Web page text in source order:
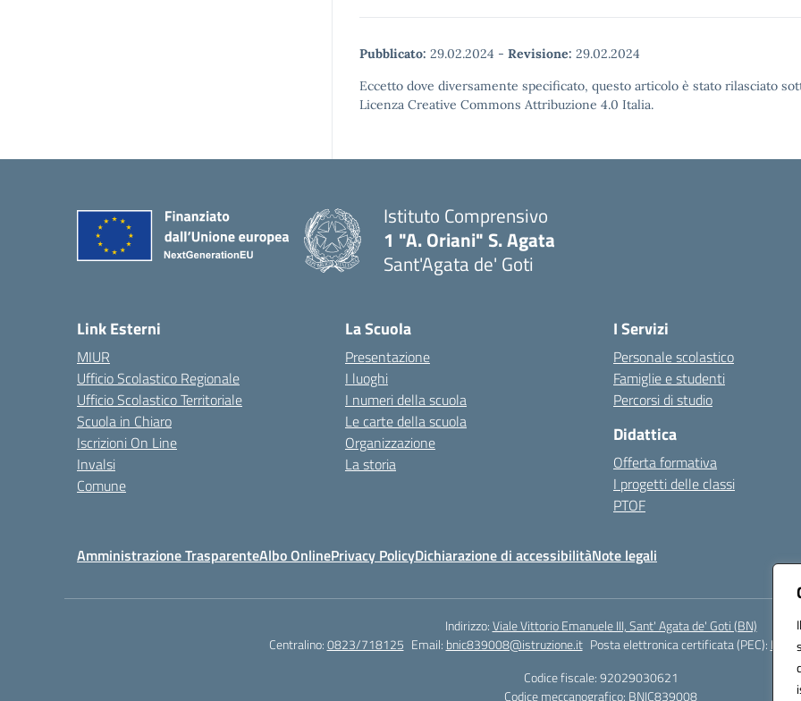
Pubblicato: 29.02.2024 - Revisione: 29.02.2024
Eccetto dove diversamente specificato, questo articolo è stato rilasciato
Licenza Creative Commons Attribuzione 4.0 Italia.
Istituto Comprensivo
1 "A. Oriani" S. Agata
Sant'Agata de' Goti
Link Esterni
MIUR
Ufficio Scolastico Regionale
Ufficio Scolastico Territoriale
Scuola in Chiaro
Iscrizioni On Line
Invalsi
Comune
La Scuola
Presentazione
I luoghi
I numeri della scuola
Le carte della scuola
Organizzazione
La storia
I Servizi
Personale scolastico
Famiglie e studenti
Percorsi di studio
Didattica
Offerta formativa
I progetti delle classi
PTOF
Amministrazione TrasparenteAlbo OnlinePrivacy PolicyDichiarazione di accessibilitàNote legali
Indirizzo:Viale Vittorio Emanuele III, Sant' Agata de' Goti (BN)
Centralino:0823/718125 Email: bnic839008@istruzione.it Posta elettronica certificata (PEC):
Codice fiscale: 92029030621
Codice meccanografico: BNIC839008